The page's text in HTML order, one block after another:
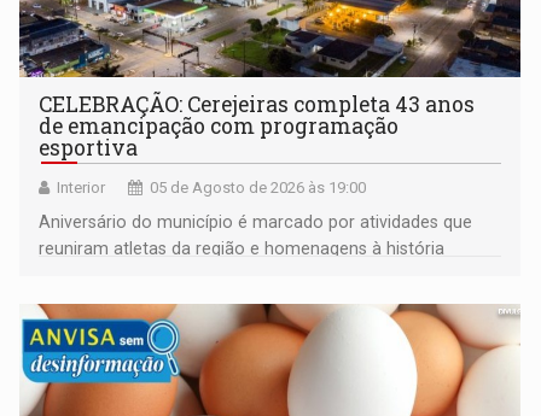
CELEBRAÇÃO: Cerejeiras completa 43 anos
de emancipação com programação
esportiva
Interior 05 de Agosto de 2026 às 19:00
Aniversário do município é marcado por atividades que
reuniram atletas da região e homenagens à história